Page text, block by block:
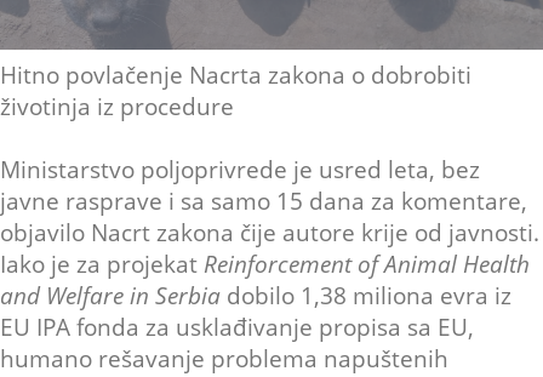
Hitno povlačenje Nacrta zakona o dobrobiti
životinja iz procedure
Ministarstvo poljoprivrede je usred leta, bez
javne rasprave i sa samo 15 dana za komentare,
objavilo Nacrt zakona čije autore krije od javnosti.
Iako je za projekat Reinforcement of Animal Health
and Welfare in Serbia dobilo 1,38 miliona evra iz
EU IPA fonda za usklađivanje propisa sa EU,
humano rešavanje problema napuštenih